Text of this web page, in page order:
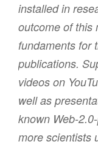
installed in
outcome of this
fundaments for
publications.
videos on
well as
known Web-
more scientists